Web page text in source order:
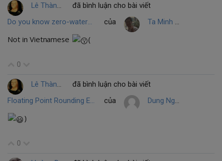
Lê Thành
đã bình luận cho bài viết
Do you know zero-watermarking??
của Ta Minh THANH
Not in Vietnamese (
0
Lê Thành
đã bình luận cho bài viết
Floating Point Rounding Error và câu chuyện của một game thủ Dota
của Dung Nguyen Quang
)
0